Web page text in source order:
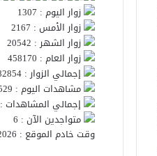
زوار اليوم : 1307
زوار الأمس : 2167
زوار الشهر : 20542
زوار العام : 458170
إجمالي الزوار : 2582854
مشاهدات اليوم : 7529
إجمالي المشاهدات : 21375195
متواجدين الآن : 6
وقت خادم الموقع : 2026-08-09